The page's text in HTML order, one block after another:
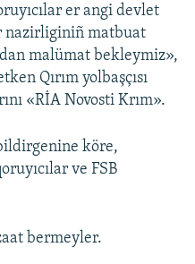
er angi devlet
nazirliginiñ matbuat
malümat bekleymiz»,
Qırım yolbaşçısı
«RİA Novosti Krım».
köre,
ve FSB
bermeyler.